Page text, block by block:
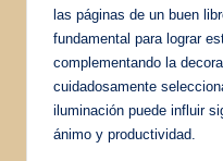
las páginas de un buen
fundamental para lograr
complementando la
cuidadosamente
iluminación puede influir
ánimo y productividad.